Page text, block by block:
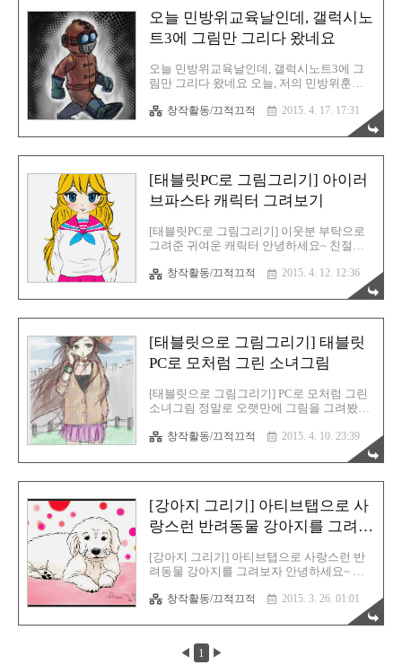
레스트에서 캐리커처 그림들이 재법 많이 있
길래 한번 가지고 와봤습니다.외국사이트 이
구요, Robert Dejesus 라는 분께서 그림을 그
리셨군요.그러니까 완전 똑같게 그리는 방식
이 아닌, 그 사람의 인상착의 그리고 헤어스
타일, 장신구 등등을 최대한 활용해서귀엽게
그림을 그리시는 듯 합니다. 사실, 제가 추가
느낌을 최대한 살려서..
오늘 민방위교육날인데, 갤럭시노
트3에 그림만 그리다 왔네요
오늘 민방위교육날인데, 갤럭시노트3에 그
림만 그리다 왔네요 오늘, 저의 민방위훈련 2
원을 못갔구요...흐큭....ㅠ_ㅠ 맨날 가르치는
안보교육.... 똑같죠뭐~! 여튼, 교육장에 도착
해서, 제가먼저 한 것은...다름아닌, 갤럭시노
트3를 꺼내들고, 한번 나도 제대로 맘먹고 그
리다보니 또 빠져들고 말았네요^^ 제가 사용
한 그림어플은, 갤럭시노트3에 기본으로 들
어있는스캐치북 어플 이에요^^ 이것이 첫작
이고요~ 저도 갤럭시노트3로 이렇게 열심히
그려본적이 없어요~이번이 처음이죠...흠~!
갤럭시노트3를 잘샀다고 생각을 한 결정적
인 순간이죠~! 방독면 교육을 하길래 무심코
그려버린 방독면 캐릭터...ㅋㅋㅋ 이건 북한
과 뭐...
창작활동/끄적끄적 2015. 4. 17. 17:31
[태블릿PC로 그림그리기] 아이러
브파스타 캐릭터 그려보기
[태블릿PC로 그림그리기] 이웃분 부탁으로
그려준 귀여운 캐릭터 안녕하세요~ 친절한
극적으로 참여를 하는데,그 이유는 딱히 힐
링을 원해서도 아니요~둘째! 여심을 탐하기
위해서도 아니오라~ 다름아니라, 그림연습
이라도 하기 위해서 나가고 있어요^^ 아트테
진대로 해야 하는것도 아니고~단지, 그려진
도화지 위에, 색칠만 하는것일 뿐! 저는 그것
을 스케치와 채색 동시작업!!!게다가 정해진
틀이 없는 완전 내가 그리고 싶은대로 자유
롭게~! 이웃분 중에, 정블리라는 분이 계신
데,엊그제 부탁을 하시더라구요~! "아이러브
파스타 캐릭터 혹시 별도로 그려주시는거 가
능하실런지요? ^0^" 하고요~ 그래서 뭐...어
차피, 잘됬다~태블릿 연습도 ..
창작활동/끄적끄적 2015. 4. 12. 12:36
[태블릿으로 그림그리기] 태블릿
PC로 모처럼 그린 소녀그림
[태블릿으로 그림그리기] PC로 모처럼 그린
소녀그림 정말로 오랫만에 그림을 그려봤는
만...뭐...그동안 기본 바탕(?) 이 있는지라, 그
래도 난 아직 죽지 않았다!라는 마인드 하나
로~ 근근히 버티는 중이네요^^; 아트테라피
모임에서 만화를 그리고 있노라니...ㅋㅋㅋ
스 풀자고 모인 그림모임인데~컬러링북은
색칠좋아하시는 분, 저는~! 색칠 + 스케치 까
지 하는~! 따지고 보면더 고퀄리티?? ㅎㅎㅎ
여튼...오늘 그린 그림 갑니다요~! 그림은, 모
두 디지털이며...하지만, 아날로그 감성이 그
대로 묻어나는 것을 좋아하기에~!밑그림만
쓱쓱~~!!! 최대한 팬으로 터치한 것 처럼~! 아
티브탭7 + 사이툴 이것으로만 작업한 것이
구..
창작활동/끄적끄적 2015. 4. 10. 23:39
[강아지 그리기] 아티브탭으로 사
랑스런 반려동물 강아지를 그려보
[강아지 그리기] 아티브탭으로 사랑스런 반
려동물 강아지를 그려보자 안녕하세요~ 친
로 살려보기 위해~오늘도 불철주야~ 하나 포
스팅 해놓고 주무셔야지 안되겠군요 후후....
+_+;;; 예전이 미리 작업했던 것이지만~! 내
사랑하는 반려동물~!한번 그려보도록 할께
요~! 아티브탭이면 뭐든지 다 가능하여요~!
창작활동/끄적끄적 2015. 3. 26. 01:01
◀ 1 ▶